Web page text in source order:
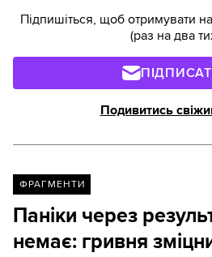
Підпишіться, щоб отримувати
(раз на два
Подивитись
ФРАГМЕНТИ
Паніки через
немає: гривня